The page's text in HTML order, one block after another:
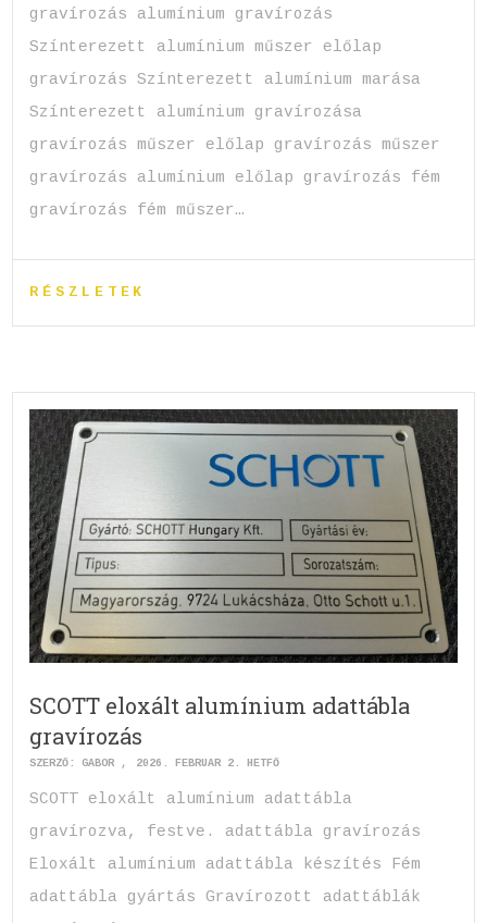
gravírozás alumínium gravírozás
Színterezett alumínium műszer előlap
gravírozás Színterezett alumínium marása
Színterezett alumínium gravírozása
gravírozás műszer előlap gravírozás műszer
gravírozás alumínium előlap gravírozás fém
gravírozás fém műszer…
RÉSZLETEK
SCOTT eloxált alumínium adattábla
gravírozás
SZERZŐ:GABOR 2026. FEBRUÁR 2. HÉTFŐ
SCOTT eloxált alumínium adattábla
gravírozva, festve. adattábla gravírozás
Eloxált alumínium adattábla készítés Fém
adattábla gyártás Gravírozott adattáblák